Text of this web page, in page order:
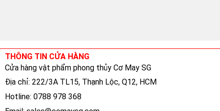
THÔNG TIN CỬA HÀNG
Cửa hàng vật phẩm phong thủy Cơ May SG
Địa chỉ: 222/3A TL15, Thạnh Lộc, Q12, HCM
Hotline: 0788 978 368